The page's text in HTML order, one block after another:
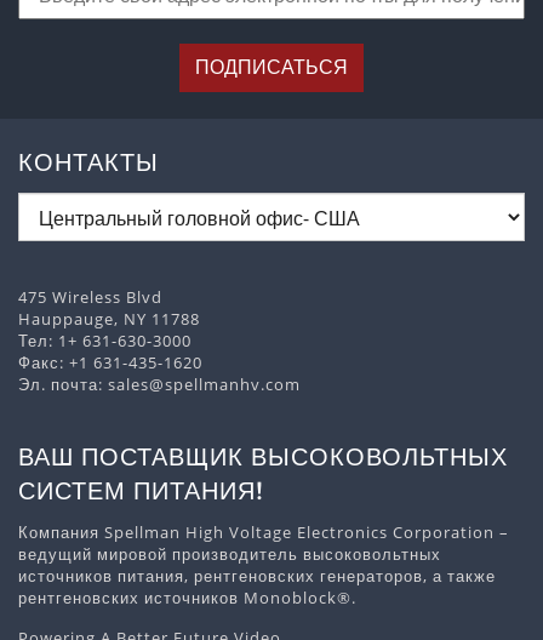
ПОДПИСАТЬСЯ
КОНТАКТЫ
475 Wireless Blvd
Hauppauge, NY 11788
Тел: 1+ 631-630-3000
Факс: +1 631-435-1620
Эл. почта: sales@spellmanhv.com
ВАШ ПОСТАВЩИК ВЫСОКОВОЛЬТНЫХ
СИСТЕМ ПИТАНИЯ!
Компания Spellman High Voltage Electronics Corporation –
ведущий мировой производитель высоковольтных
источников питания, рентгеновских генераторов, а также
рентгеновских источников Monoblock®.